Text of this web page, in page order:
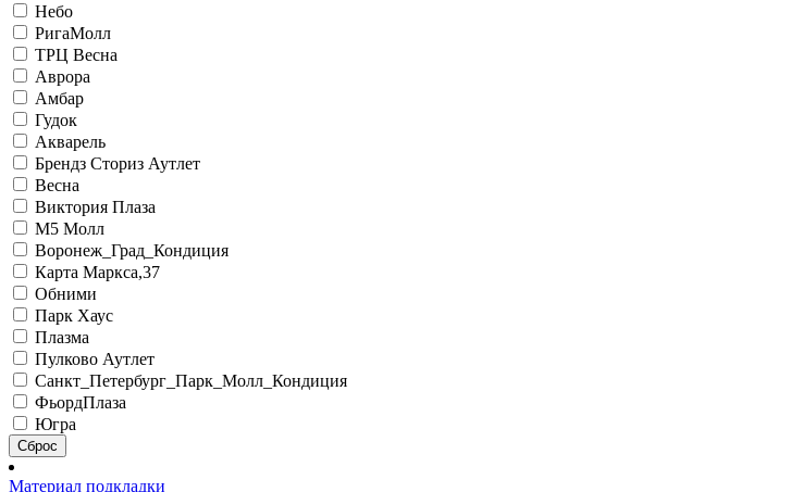
Небо
РигаМолл
ТРЦ Весна
Аврора
Амбар
Гудок
Акварель
Брендз Сториз Аутлет
Весна
Виктория Плаза
М5 Молл
Воронеж_Град_Кондиция
Карта Маркса,37
Обними
Парк Хаус
Плазма
Пулково Аутлет
Санкт_Петербург_Парк_Молл_Кондиция
ФьордПлаза
Югра
Сброс
Материал подкладки